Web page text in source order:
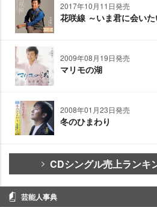
2017年10月11日発売
花咲線 ～いま君に会いた
2009年08月19日発売
マリモの湖
2008年01月23日発売
冬のひまわり
CDシングル売上ランキ
芸能人事典